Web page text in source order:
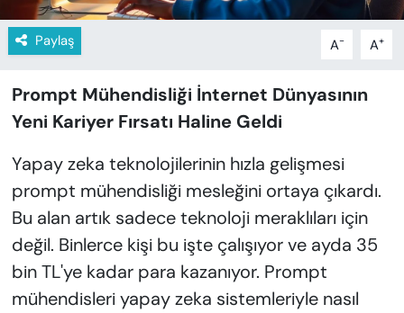
Paylaş A- A+
Prompt Mühendisliği İnternet Dünyasının
Yeni Kariyer Fırsatı Haline Geldi
Yapay zeka teknolojilerinin hızla gelişmesi
prompt mühendisliği mesleğini ortaya çıkardı.
Bu alan artık sadece teknoloji meraklıları için
değil. Binlerce kişi bu işte çalışıyor ve ayda 35
bin TL'ye kadar para kazanıyor. Prompt
mühendisleri yapay zeka sistemleriyle nasıl
ÖZEL HABER
YAZAR KÖŞESİ
SİYASET
VAN VE DİYARBAKIR HABERLERİ